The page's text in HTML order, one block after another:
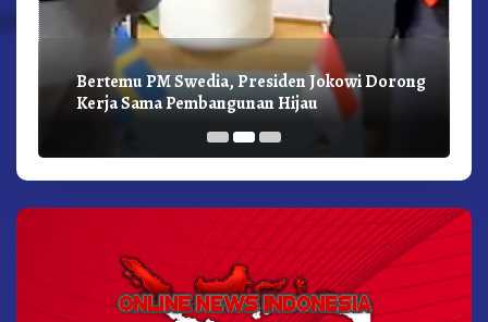
Bertemu PM Swedia, Presiden Jokowi Dorong
Kerja Sama Pembangunan Hijau